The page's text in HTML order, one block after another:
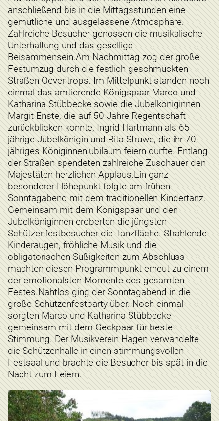
anschließend bis in die Mittagsstunden eine
gemütliche und ausgelassene Atmosphäre.
Zahlreiche Besucher genossen die musikalische
Unterhaltung und das gesellige
Beisammensein.Am Nachmittag zog der große
Festumzug durch die festlich geschmückten
Straßen Oeventrops. Im Mittelpunkt standen noch
einmal das amtierende Königspaar Marco und
Katharina Stübbecke sowie die Jubelköniginnen
Margit Enste, die auf 50 Jahre Regentschaft
zurückblicken konnte, Ingrid Hartmann als 65-
jährige Jubelkönigin und Rita Struwe, die ihr 70-
jähriges Königinnenjubiläum feiern durfte. Entlang
der Straßen spendeten zahlreiche Zuschauer den
Majestäten herzlichen Applaus.Ein ganz
besonderer Höhepunkt folgte am frühen
Sonntagabend mit dem traditionellen Kindertanz.
Gemeinsam mit dem Königspaar und den
Jubelköniginnen eroberten die jüngsten
Schützenfestbesucher die Tanzfläche. Strahlende
Kinderaugen, fröhliche Musik und die
obligatorischen Süßigkeiten zum Abschluss
machten diesen Programmpunkt erneut zu einem
der emotionalsten Momente des gesamten
Festes.Nahtlos ging der Sonntagabend in die
große Schützenfestparty über. Noch einmal
sorgten Marco und Katharina Stübbecke
gemeinsam mit dem Geckpaar für beste
Stimmung. Der Musikverein Hagen verwandelte
die Schützenhalle in einen stimmungsvollen
Festsaal und brachte die Besucher bis spät in die
Nacht zum Feiern.